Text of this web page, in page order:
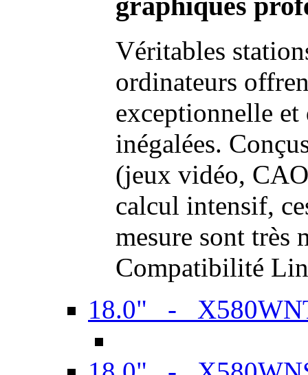
Véritables
ordinateurs
exceptionnelle et
inégalées.
(jeux vidéo,
calcul intensif,
mesure sont très
Compatibilité
18.0" -